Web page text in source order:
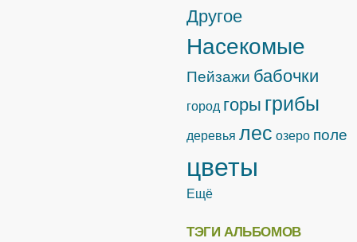
Другое
Насекомые
Пейзажи бабочки
город горыгрибы
деревья лес озеро поле
цветы
Ещё
ТЭГИ АЛЬБОМОВ